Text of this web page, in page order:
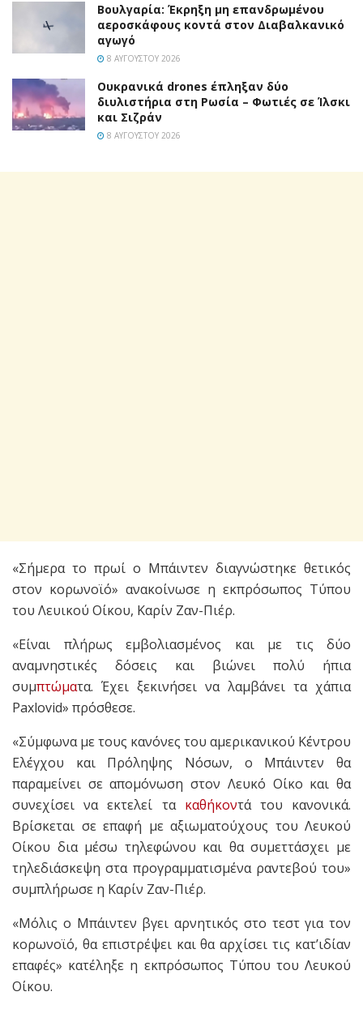
Βουλγαρία: Έκρηξη μη επανδρωμένου
αεροσκάφους κοντά στον Διαβαλκανικό
αγωγό
8 ΑΥΓΟΎΣΤΟΥ 2026
Ουκρανικά drones έπληξαν δύο
διυλιστήρια στη Ρωσία – Φωτιές σε Ίλσκι
και Σιζράν
8 ΑΥΓΟΎΣΤΟΥ 2026
«Σήμερα το πρωί ο Μπάιντεν διαγνώστηκε θετικός
στον κορωνοϊό» ανακοίνωσε η εκπρόσωπος Τύπου
του Λευικού Οίκου, Καρίν Ζαν-Πιέρ.
«Είναι πλήρως εμβολιασμένος και με τις δύο
αναμνηστικές δόσεις και βιώνει πολύ ήπια
συμπτώματα. Έχει ξεκινήσει να λαμβάνει τα χάπια
Paxlovid» πρόσθεσε.
«Σύμφωνα με τους κανόνες του αμερικανικού Κέντρου
Ελέγχου και Πρόληψης Νόσων, ο Μπάιντεν θα
παραμείνει σε απομόνωση στον Λευκό Οίκο και θα
συνεχίσει να εκτελεί τα καθήκοντά του κανονικά.
Βρίσκεται σε επαφή με αξιωματούχους του Λευκού
Οίκου δια μέσω τηλεφώνου και θα συμεττάσχει με
τηλεδιάσκεψη στα προγραμματισμένα ραντεβού του»
συμπλήρωσε η Καρίν Ζαν-Πιέρ.
«Μόλις ο Μπάιντεν βγει αρνητικός στο τεστ για τον
κορωνοϊό, θα επιστρέψει και θα αρχίσει τις κατ’ιδίαν
επαφές» κατέληξε η εκπρόσωπος Τύπου του Λευκού
Οίκου.